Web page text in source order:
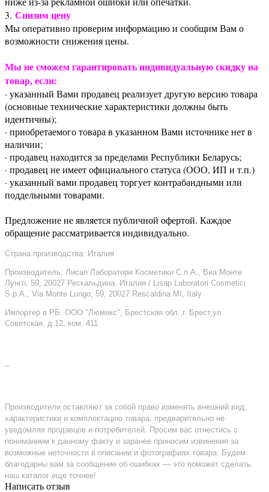
3. Снизим цену
Мы оперативно проверим информацию и сообщим Вам о
возможности снижения цены.
Мы не сможем гарантировать индивидуальную скидку на
товар, если:
· указанный Вами продавец реализует другую версию товара
(основные технические характеристики должны быть
идентичны);
· приобретаемого товара в указанном Вами источнике нет в
наличии;
· продавец находится за пределами Республики Беларусь;
· продавец не имеет официального статуса (ООО, ИП и т.п.)
· указанный вами продавец торгует контрабандными или
поддельными товарами.
Предложение не является публичной офертой. Каждое
обращение рассматривается индивидуально.
Страна производства: Италия
Производитель: Лисап Лаборатори Косметики С.п.А., Виа Монте
Лунго, 59, 20027 Рескальдина, Италия / Lisap Laboratori Cosmetici
S.p.A., Via Monte Lungo, 59, 20027 Rescaldina MI, Italy
Импортер в РБ: ООО "Люмекс", Брестская обл.,г. Брест,ул.
Советская, д.12, ком. 411
–
Производители оставляют за собой право изменять внешний вид,
характеристики и комплектацию товара, предварительно не
уведомляя продавцов и потребителей. Просим вас отнестись с
пониманием к данному факту и заранее приносим извинения за
возможные неточности в описании и фотографиях товара. Будем
благодарны вам за сообщение об ошибках — это поможет сделать
наш каталог еще точнее!
Написать отзыв